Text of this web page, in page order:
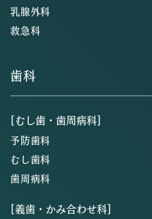
乳腺外科
救急科
歯科
[むし歯・歯周病科]
予防歯科
むし歯科
歯周病科
[義歯・かみ合わせ科]